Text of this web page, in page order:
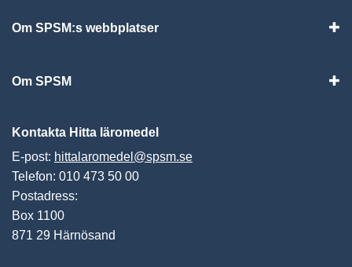
Om SPSM:s webbplatser
Om SPSM
Kontakta Hitta läromedel
E-post: hittalaromedel@spsm.se
Telefon: 010 473 50 00
Postadress:
Box 1100
871 29 Härnösand